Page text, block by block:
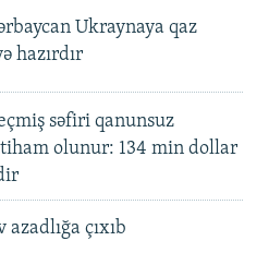
Ukraynaya qaz
hazırdır
səfiri qanunsuz
olunur: 134 min dollar
çıxıb